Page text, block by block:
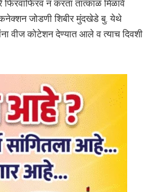
न करता तात्काळ मिळावे
कनेक्शन जोडणी शिबीर मुंदखेडे बु. येथे
वीज कोटेशन देण्यात आले व त्याच दिवशी